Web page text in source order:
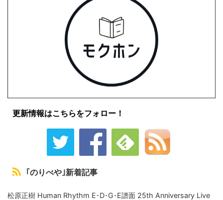
更新情報はこちらをフォロー！
｢のりべや｣新着記事
松原正樹 Human Rhythm E･D･G･E譜面 25th Anniversary Live